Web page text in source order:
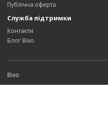
Публічна оферта
Служба підтримки
Контакти
Блог Bixo
Bixo